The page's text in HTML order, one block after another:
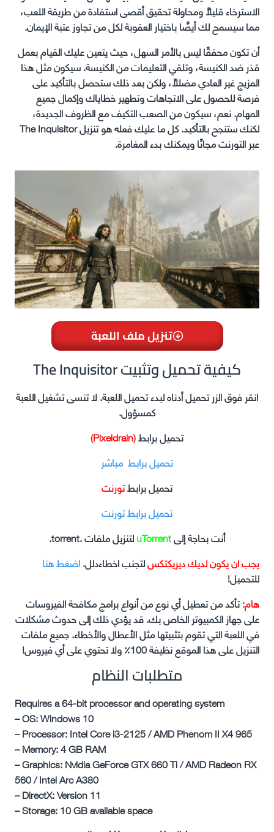
الاسترخاء قليلاً ومحاولة تحقيق أقصى استفادة من طريقة اللعب،
مما سيسمح لك أيضًا باختيار العقوبة لكل من تجاوز عتبة الإيمان.
أن تكون محققًا ليس بالأمر السهل، حيث يتعين عليك القيام بعمل
قذر ضد الكنيسة، وتلقي التعليمات من الكنيسة. سيكون مثل هذا
المزيج غير العادي مضللاً، ولكن بعد ذلك ستحصل بالتأكيد على
فرصة للحصول على الاتجاهات وتطهير خطاياك وإكمال جميع
المهام. نعم، سيكون من الصعب التكيف مع الظروف الجديدة،
لكنك ستنجح بالتأكيد. كل ما عليك فعله هو تنزيل The Inquisitor
عبر التورنت مجانًا ويمكنك بدء المغامرة.
تنزيل ملف اللعبة
The Inquisitor كيفية تحميل وتثبيت
انقر فوق الزر تحميل أدناه لبدء تحميل اللعبة. لا تنسى تشغيل اللعبة
كمسؤول.
تحميل برابط(Pixeldrain)
تحميل برابط مباشر
تحميل برابطتورنت
تحميل برابط تورنت
أنت بحاجة إلىuTorrentلتنزيل ملفات .torrent.
يجب ان يكون لديك ديريكتكسلتجنب اخطاءدلل.اضغط هنا
للتحميل!
هام:تأكد من تعطيل أي نوع من أنواع برامج مكافحة الفيروسات
على جهاز الكمبيوتر الخاص بك. قد يؤدي ذلك إلى حدوث مشكلات
في اللعبة التي تقوم بتثبيتها مثل الأعطال والأخطاء. جميع ملفات
التنزيل على هذا الموقع نظيفة 100٪ ولا تحتوي على أي فيروس!
متطلبات النظام
Requires a 64-bit processor and operating system
– OS: Windows 10
– Processor: Intel Core i3-2125 / AMD Phenom II X4 965
– Memory: 4 GB RAM
– Graphics: Nvidia GeForce GTX 660 Ti / AMD Radeon RX
560 / Intel Arc A380
– DirectX: Version 11
– Storage: 10 GB available space